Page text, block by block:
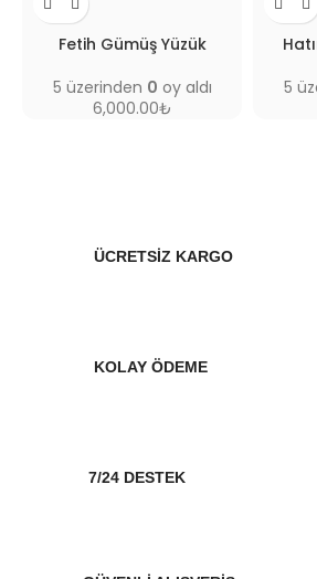
Fetih Gümüş Yüzük
5 üzerinden 0 oy aldı
6,000.00₺
5
ÜCRETSİZ KARGO
KOLAY ÖDEME
7/24 DESTEK